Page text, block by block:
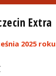
Extra
2025 roku